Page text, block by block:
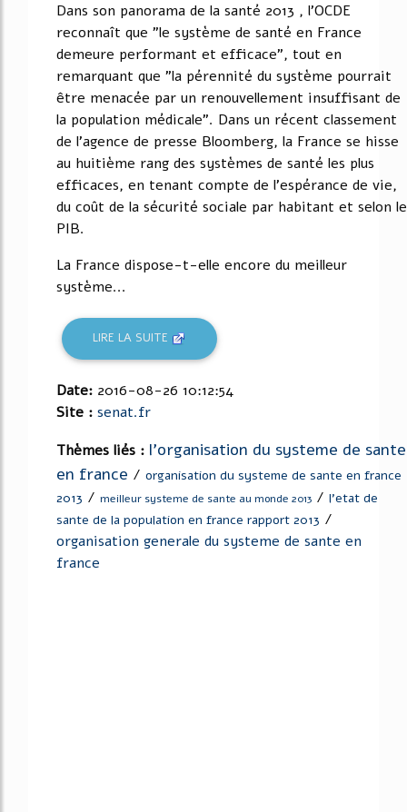
Dans son panorama de la santé 2013 , l'OCDE
reconnaît que "le système de santé en France
demeure performant et efficace", tout en
remarquant que "la pérennité du système pourrait
être menacée par un renouvellement insuffisant de
la population médicale". Dans un récent classement
de l'agence de presse Bloomberg, la France se hisse
au huitième rang des systèmes de santé les plus
efficaces, en tenant compte de l'espérance de vie,
du coût de la sécurité sociale par habitant et selon le
PIB.
La France dispose-t-elle encore du meilleur
système...
LIRE LA SUITE
Date: 2016-08-26 10:12:54
Site : senat.fr
Thèmes liés : l'organisation du systeme de sante
en france / organisation du systeme de sante en france
2013 / meilleur systeme de sante au monde 2013 / l'etat de
sante de la population en france rapport 2013 /
organisation generale du systeme de sante en
france